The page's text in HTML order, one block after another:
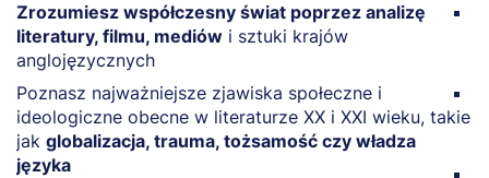
Zrozumiesz współczesny świat poprzez analizę
literatury, filmu, mediów i sztuki krajów
anglojęzycznych
Poznasz najważniejsze zjawiska społeczne i
ideologiczne obecne w literaturze XX i XXI wieku, takie
jak globalizacja, trauma, tożsamość czy władza
języka